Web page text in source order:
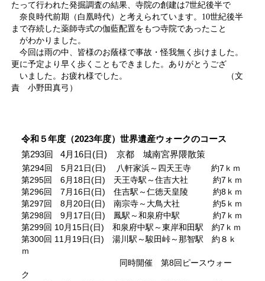
たって行われた発掘調査の結果、寺院の創建は7世紀後半で
奈良時代前期（白凰時代）と考えられています。10世紀後半
まで存続した薬師寺式の伽藍配置をもつ寺院であったこと
がわかりました。
今回は雨の中、皆様のお蔭様で事故・怪我無く歩けました。
更に予定より早く歩くこともできました。ありがとうござ
いました。お疲れ様でした。 （文
責 小野田真弓）
令和５年度（2023年度）世界遺産ウォークのコース
第293回 4月16日(日) 京都 城南宮界隈散策
第294回 5月21日(日) 八軒家浜～四天王寺 約7ｋｍ
第295回 6月18日(日) 天王寺駅～住吉大社 約7ｋｍ
第296回 7月16日(日) 住吉駅～仁徳天皇陵 約8ｋｍ
第297回 8月20日(日) 南宗寺～大鳥大社 約5ｋｍ
第298回 9月17日(日) 鳳駅～和泉府中駅 約7ｋｍ
第299回 10月15日(日) 和泉府中駅～東岸和田駅 約7ｋｍ
第300回 11月19日(日) 湯川駅～駿田峠～那智駅 約８ｋ
ｍ
同時開催 第8回ピースウォー
ク